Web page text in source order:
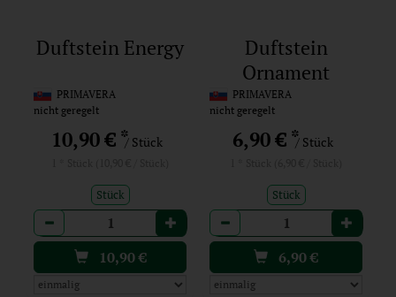
Duftstein Energy
PRIMAVERA
nicht geregelt
10,90 €*/ Stück
Stück
Anzahl
10,90€
Duftstein
Ornament
PRIMAVERA
nicht geregelt
6,90 €*/ Stück
Stück
Anzahl
6,90€